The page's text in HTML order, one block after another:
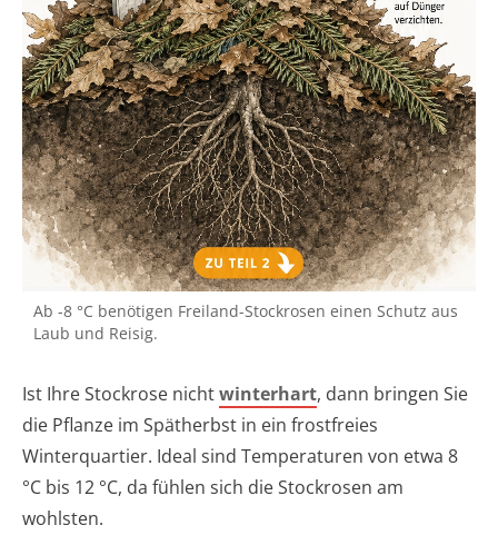
Ab -8 °C benötigen Freiland-Stockrosen einen Schutz aus
Laub und Reisig.
Ist Ihre Stockrose nichtwinterhart, dann bringen Sie
die Pflanze im Spätherbst in ein frostfreies
Winterquartier. Ideal sind Temperaturen von etwa 8
°C bis 12 °C, da fühlen sich die Stockrosen am
wohlsten.